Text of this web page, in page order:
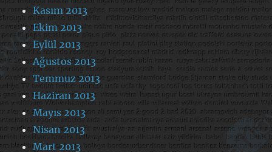
Kasım 2013
Ekim 2013
Eylül 2013
Ağustos 2013
Temmuz 2013
Haziran 2013
Mayıs 2013
Nisan 2013
Mart 2013